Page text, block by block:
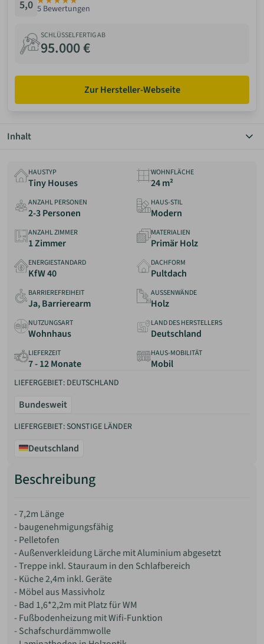
Greetsiel
5,0 5 Bewertungen
SCHLÜSSELFERTIG AB
95.000 €
Zur Hersteller-Webseite
Inhalt
Grundriss
Details
Anbieter
Erfahrungen
HAUSTYP
Tiny Houses
WOHNFLÄCHE
24 m²
ANZAHL PERSONEN
2-3 Personen
HAUS-STIL
Modern
ANZAHL ZIMMER
1 Zimmer
MATERIALIEN
Primär Holz
ENERGIESTANDARD
KfW 40
DACHFORM
Pultdach
BARRIEREFREIHEIT
Ja, Barrierearm
AUSSENWÄNDE
Holz
NUTZUNGSART
Wohnhaus
LAND DES HERSTELLERS
Deutschland
LIEFERZEIT
7 - 12 Monate
HAUS-MOBILITÄT
Mobil
LIEFERGEBIET: DEUTSCHLAND
Bundesweit
LIEFERGEBIET: SONSTIGE LÄNDER
Deutschland
Beschreibung
- 7,2m Länge
- baugenehmigungsfähig
- Pelletofen
- Außenverkleidung Lärche mit Aluminium abgesetzt
- Treppe inkl. Stauraum in den Schlafbereich
- Küche 2,4m inkl. Geräte
- Möbel aus Massivholz
- Bad 1,6*2,2m mit Platz für WM
- Fußbodenheizung mit Wifi-Funktion
- Schafschurdämmwolle